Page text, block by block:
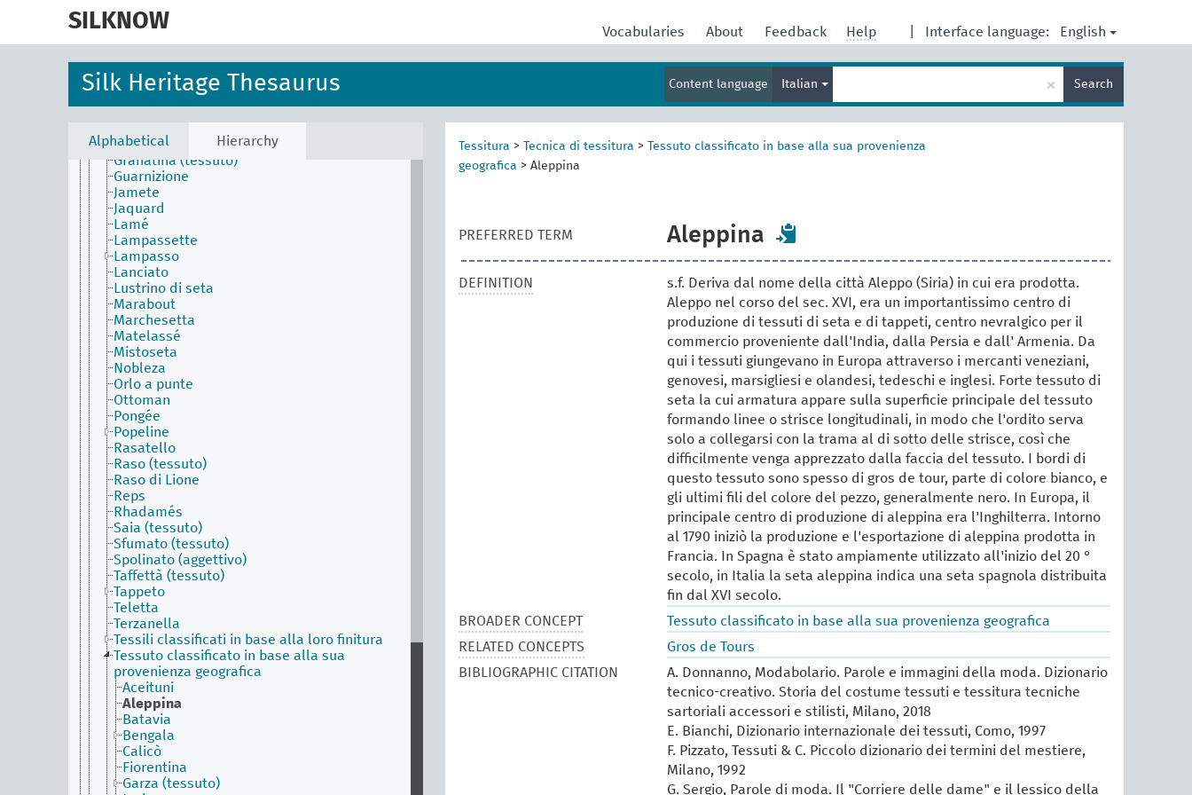
SILKNOW Interface language: English
Vocabularies About Feedback Help
Silk Heritage Thesaurus Content language Italian
term
× Search
Alphabetical Hierarchy
Doppia faccia
Drappo di seta
Droghetto
Effetto
Esparragón
Gorgorán
Granatina (tessuto)
Guarnizione
Jamete
Jaquard
Lamé
Lampassette
Lampasso
Lanciato
Lustrino di seta
Marabout
Marchesetta
Matelassé
Mistoseta
Nobleza
Orlo a punte
Ottoman
Pongée
Popeline
Rasatello
Raso (tessuto)
Raso di Lione
Reps
Rhadamés
Saia (tessuto)
Sfumato (tessuto)
Spolinato (aggettivo)
Taffettà (tessuto)
Tappeto
Teletta
Terzanella
Tessili classificati in base alla loro finitura
Tessuto classificato in base alla sua
provenienza geografica
Aceituni
Aleppina
Batavia
Bengala
Calicò
Fiorentina
Garza (tessuto)
Tessitura > Tecnica di tessitura >
Tessuto classificato in base alla sua provenienza
geografica > Aleppina
PREFERRED TERM Aleppina
DEFINITION
s.f. Deriva dal nome della città Aleppo (Siria) in cui era prodotta.
Aleppo nel corso del sec. XVI, era un importantissimo centro di
produzione di tessuti di seta e di tappeti, centro nevralgico per il
commercio proveniente dall'India, dalla Persia e dall' Armenia. Da
qui i tessuti giungevano in Europa attraverso i mercanti veneziani,
genovesi, marsigliesi e olandesi, tedeschi e inglesi. Forte tessuto di
seta la cui armatura appare sulla superficie principale del tessuto
formando linee o strisce longitudinali, in modo che l'ordito serva
solo a collegarsi con la trama al di sotto delle strisce, così che
difficilmente venga apprezzato dalla faccia del tessuto. I bordi di
questo tessuto sono spesso di gros de tour, parte di colore bianco, e
gli ultimi fili del colore del pezzo, generalmente nero. In Europa, il
principale centro di produzione di aleppina era l'Inghilterra. Intorno
al 1790 iniziò la produzione e l'esportazione di aleppina prodotta in
Francia. In Spagna è stato ampiamente utilizzato all'inizio del 20 °
secolo, in Italia la seta aleppina indica una seta spagnola distribuita
fin dal XVI secolo.
BROADER CONCEPT
Tessuto classificato in base alla sua provenienza geografica
RELATED CONCEPTS
Gros de Tours
BIBLIOGRAPHIC CITATION
A. Donnanno, Modabolario. Parole e immagini della moda. Dizionario
tecnico-creativo. Storia del costume tessuti e tessitura tecniche
sartoriali accessori e stilisti, Milano, 2018
E. Bianchi, Dizionario internazionale dei tessuti, Como, 1997
F. Pizzato, Tessuti & C. Piccolo dizionario dei termini del mestiere,
Milano, 1992
G. Sergio, Parole di moda. Il "Corriere delle dame" e il lessico della